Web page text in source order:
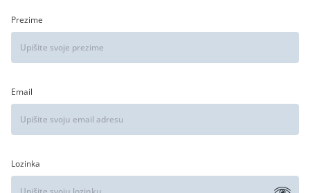
Prezime
Email
Lozinka